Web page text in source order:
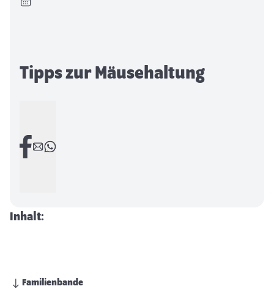
Tipps zur Mäusehaltung
Inhalt:
Familienbande